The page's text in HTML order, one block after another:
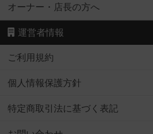
オーナー・店長の方へ
運営者情報
ご利用規約
個人情報保護方針
特定商取引法に基づく表記